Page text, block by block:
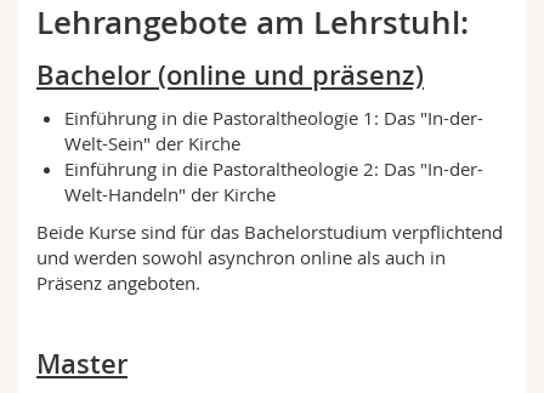
Interfakultär
Doktorierende
Vorlesungsverzeichnis
MyUnifr
Lehrangebote am Lehrstuhl:
Bachelor (online und präsenz)
Einführung in die Pastoraltheologie 1: Das "In-der-
Welt-Sein" der Kirche
Einführung in die Pastoraltheologie 2: Das "In-der-
Welt-Handeln" der Kirche
Beide Kurse sind für das Bachelorstudium verpflichtend
und werden sowohl asynchron online als auch in
Präsenz angeboten.
Master